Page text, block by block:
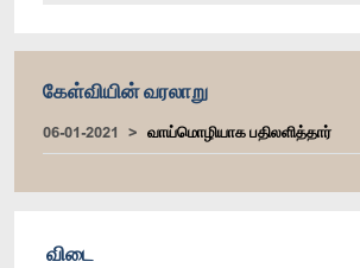
கேள்வியின் வரலாறு
06-01-2021 வாய்மொழியாக பதிலளித்தார்
விடை